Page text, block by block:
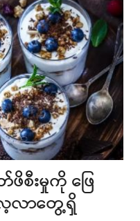
တ်ဖိစီးမှုကို ဖြေ
လာတွေ့ရှိ